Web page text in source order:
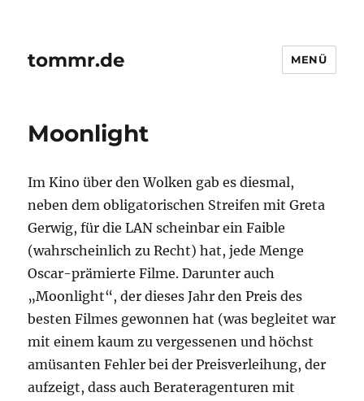
tommr.de MENÜ
Moonlight
Im Kino über den Wolken gab es diesmal,
neben dem obligatorischen Streifen mit Greta
Gerwig, für die LAN scheinbar ein Faible
(wahrscheinlich zu Recht) hat, jede Menge
Oscar-prämierte Filme. Darunter auch
„Moonlight“, der dieses Jahr den Preis des
besten Filmes gewonnen hat (was begleitet war
mit einem kaum zu vergessenen und höchst
amüsanten Fehler bei der Preisverleihung, der
aufzeigt, dass auch Berateragenturen mit